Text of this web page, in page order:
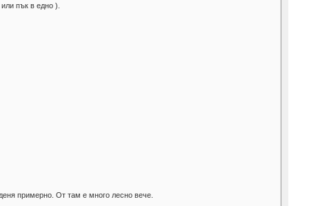
пък в едно ).
примерно. От там е много лесно вече.